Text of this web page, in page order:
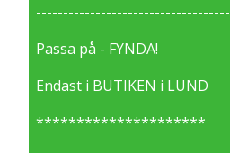
------------------------------------
Passa på - FYNDA!
Endast i BUTIKEN i LUND
*********************